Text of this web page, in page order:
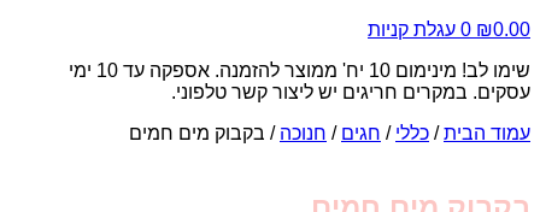
₪0.00
0 עגלת קניות
שימו לב! מינימום 10 יח' ממוצר להזמנה. אספקה עד 10 ימי
עסקים. במקרים חריגים יש ליצור קשר טלפוני.
עמוד הבית/ כללי / חגים / חנוכה / בקבוק מים חמים